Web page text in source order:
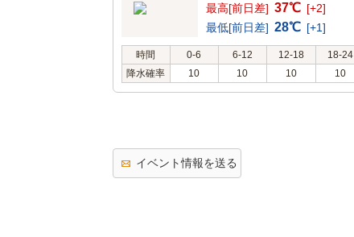
最高[前日差] 37℃ [+2]
最低[前日差] 28℃ [+1]
時間 0-6 6-12 12-18
18-24
降水確率
10 10 10 10
イベント情報を送る